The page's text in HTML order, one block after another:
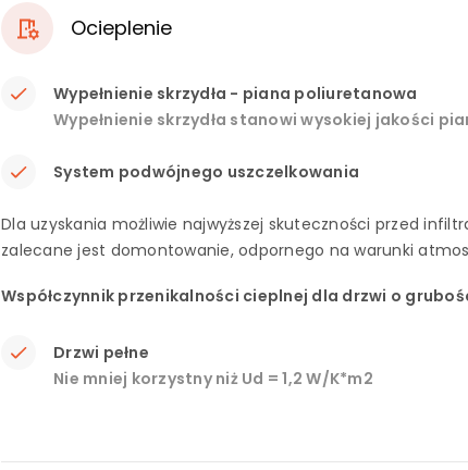
Ocieplenie
Wypełnienie skrzydła - piana poliuretanowa
Wypełnienie skrzydła stanowi wysokiej jakości
System podwójnego uszczelkowania
Dla uzyskania możliwie najwyższej skuteczności przed
zalecane jest domontowanie, odpornego na warunki
Współczynnik przenikalności cieplnej dla drzwi o
Drzwi pełne
Nie mniej korzystny niż Ud = 1,2 W/K*m2